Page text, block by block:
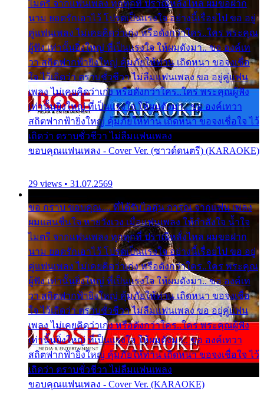
ไมตรี จากแฟนเพลง ทุกทุกที่ ปราณีหลั่งไหล ผมขอฝาก
นาม ยอดรักเอาไว้ โปรดเป็นแรงใจ อย่างนี้เรื่อยไป ขอ อยู่
คู่แฟนเพลง ไม่เคยคิดว่าเก่ง หรือดังกว่าใคร..ใคร พระคุณ
ผู้ฟัง เท่านั้นยิ่งใหญ่ ที่เป็นแรงใจ ให้ผมดังมา.. ขอ องค์เท
วา สถิตฟากฟ้ายิ่งใหญ่ คุ้มภัยให้ท่าน เถิดหนา ขอจงเชื่อ
ใจ ไว้เถิดว่า ตราบชั่วชีวา ไม่ลืมแฟนเพลง ขอ อยู่คู่แฟน
เพลง ไม่เคยคิดว่าเก่ง หรือดังกว่าใคร..ใคร พระคุณผู้ฟัง
เท่านั้นยิ่งใหญ่ ที่เป็นแรงใจ ให้ผมดังมา.. ขอ องค์เทวา
สถิตฟากฟ้ายิ่งใหญ่ คุ้มภัยให้ท่าน เถิดหนา ขอจงเชื่อใจ ไว้
เถิดว่า ตราบชั่วชีวา ไม่ลืมแฟนเพลง
ขอบคุณแฟนเพลง - Cover Ver. (ซาวด์ดนตรี) (KARAOKE)
29 views • 31.07.2569
ขอ กราบ ขอบคุณ.... ที่ได้รับไออุ่น การุณ จากแฟน เพลง
ผมแสนชื่นใจ หายวังเวง เมื่อแฟนเพลง ให้กำลังใจ น้ำใจ
ไมตรี จากแฟนเพลง ทุกทุกที่ ปราณีหลั่งไหล ผมขอฝาก
นาม ยอดรักเอาไว้ โปรดเป็นแรงใจ อย่างนี้เรื่อยไป ขอ อยู่
คู่แฟนเพลง ไม่เคยคิดว่าเก่ง หรือดังกว่าใคร..ใคร พระคุณ
ผู้ฟัง เท่านั้นยิ่งใหญ่ ที่เป็นแรงใจ ให้ผมดังมา.. ขอ องค์เท
วา สถิตฟากฟ้ายิ่งใหญ่ คุ้มภัยให้ท่าน เถิดหนา ขอจงเชื่อ
ใจ ไว้เถิดว่า ตราบชั่วชีวา ไม่ลืมแฟนเพลง ขอ อยู่คู่แฟน
เพลง ไม่เคยคิดว่าเก่ง หรือดังกว่าใคร..ใคร พระคุณผู้ฟัง
เท่านั้นยิ่งใหญ่ ที่เป็นแรงใจ ให้ผมดังมา.. ขอ องค์เทวา
สถิตฟากฟ้ายิ่งใหญ่ คุ้มภัยให้ท่าน เถิดหนา ขอจงเชื่อใจ ไว้
เถิดว่า ตราบชั่วชีวา ไม่ลืมแฟนเพลง
ขอบคุณแฟนเพลง - Cover Ver. (KARAOKE)